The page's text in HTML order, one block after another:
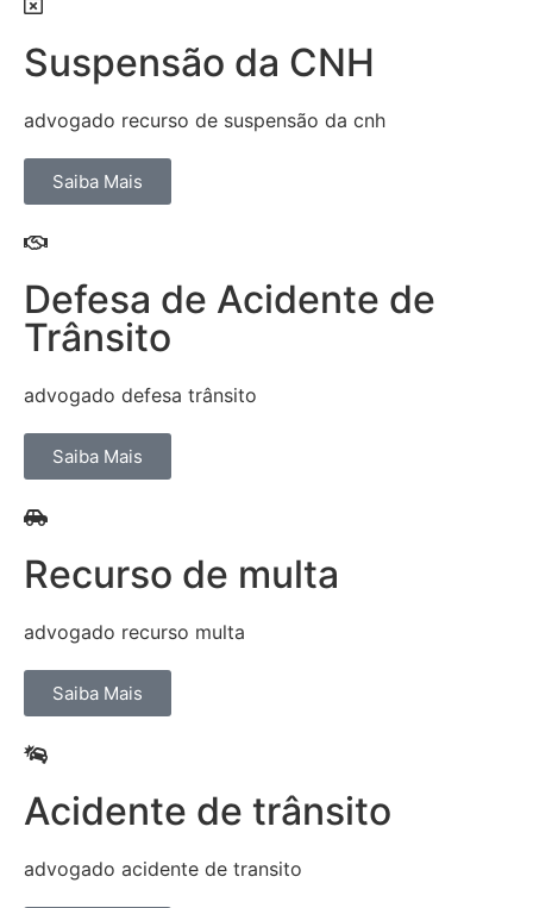
Suspensão da CNH
advogado recurso de suspensão da cnh
Saiba Mais
Defesa de Acidente de
Trânsito
advogado defesa trânsito
Saiba Mais
Recurso de multa
advogado recurso multa
Saiba Mais
Acidente de trânsito
advogado acidente de transito